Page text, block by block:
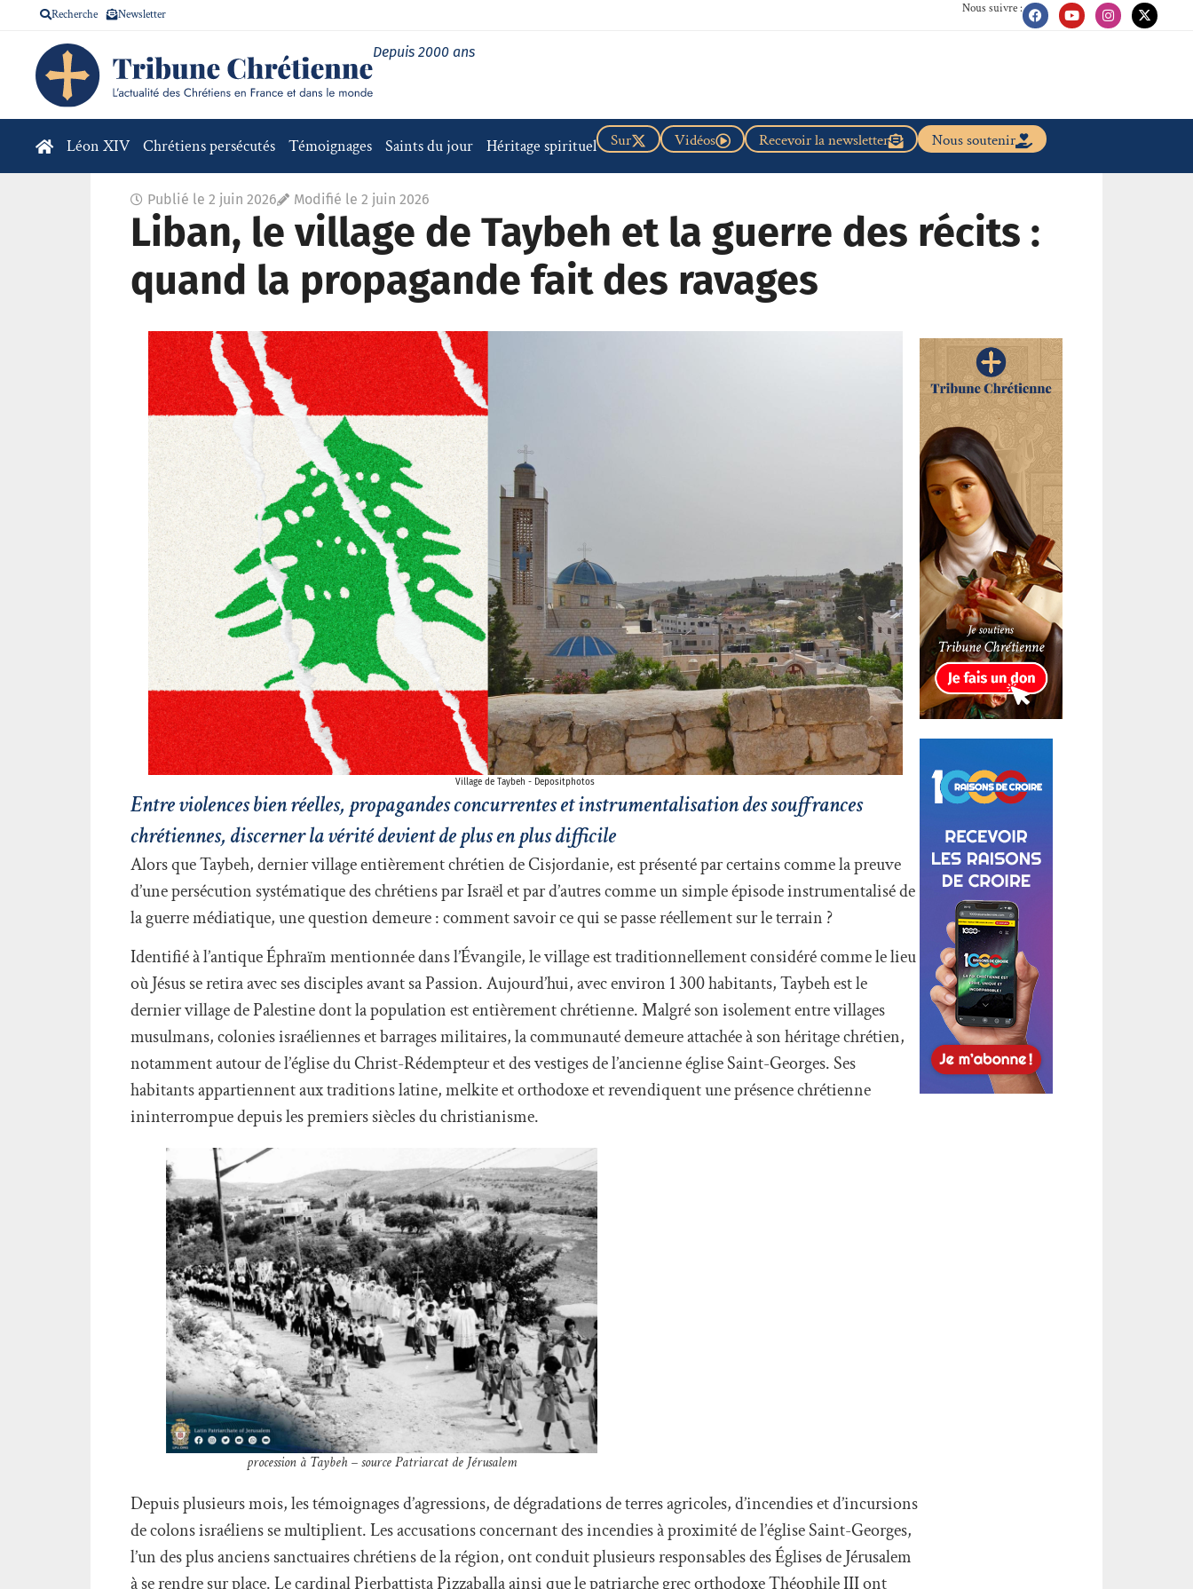
Recherche Newsletter Nous suivre :
Depuis 2000 ans
Léon XIV Chrétiens persécutés Témoignages Saints du jour Héritage spirituel Nous soutenir
Recevoir la newsletter
Vidéos
Sur
Publié le 2 juin 2026 Modifié le 2 juin 2026
Liban, le village de Taybeh et la guerre des récits :
quand la propagande fait des ravages
Village de Taybeh - Depositphotos
Entre violences bien réelles, propagandes concurrentes et instrumentalisation des souffrances
chrétiennes, discerner la vérité devient de plus en plus difficile
Alors que Taybeh, dernier village entièrement chrétien de Cisjordanie, est présenté par certains comme la preuve
d’une persécution systématique des chrétiens par Israël et par d’autres comme un simple épisode instrumentalisé de
la guerre médiatique, une question demeure : comment savoir ce qui se passe réellement sur le terrain ?
Identifié à l’antique Éphraïm mentionnée dans l’Évangile, le village est traditionnellement considéré comme le lieu
où Jésus se retira avec ses disciples avant sa Passion. Aujourd’hui, avec environ 1 300 habitants, Taybeh est le
dernier village de Palestine dont la population est entièrement chrétienne. Malgré son isolement entre villages
musulmans, colonies israéliennes et barrages militaires, la communauté demeure attachée à son héritage chrétien,
notamment autour de l’église du Christ-Rédempteur et des vestiges de l’ancienne église Saint-Georges. Ses
habitants appartiennent aux traditions latine, melkite et orthodoxe et revendiquent une présence chrétienne
ininterrompue depuis les premiers siècles du christianisme.
procession à Taybeh – source Patriarcat de Jérusalem
Depuis plusieurs mois, les témoignages d’agressions, de dégradations de terres agricoles, d’incendies et d’incursions
de colons israéliens se multiplient. Les accusations concernant des incendies à proximité de l’église Saint-Georges,
l’un des plus anciens sanctuaires chrétiens de la région, ont conduit plusieurs responsables des Églises de Jérusalem
à se rendre sur place. Le cardinal Pierbattista Pizzaballa ainsi que le patriarche grec orthodoxe Théophile III ont